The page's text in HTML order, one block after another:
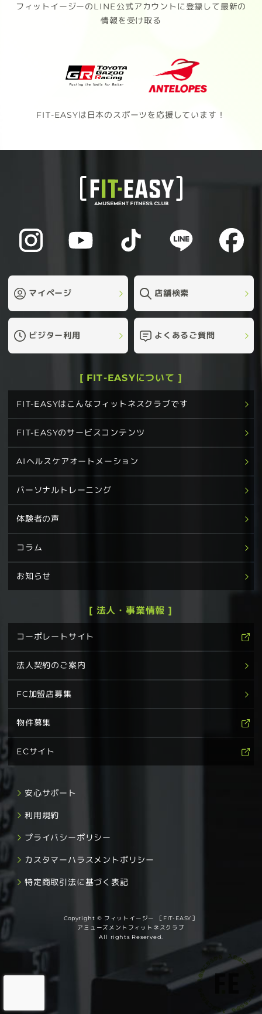
フィットイージーのLINE公式アカウントに登録して最新の
情報を受け取る
FIT-EASYは日本のスポーツを応援しています！
マイページ 店舗検索
ビジター利用 よくあるご質問
[ FIT-EASYについて ]
FIT-EASYはこんなフィットネスクラブです
FIT-EASYのサービスコンテンツ
AIヘルスケアオートメーション
パーソナルトレーニング
体験者の声
コラム
お知らせ
[ 法人・事業情報 ]
コーポレートサイト
法人契約のご案内
FC加盟店募集
物件募集
ECサイト
安心サポート
利用規約
プライバシーポリシー
カスタマーハラスメントポリシー
特定商取引法に基づく表記
Copyright © フィットイージー ［FIT-EASY］
アミューズメントフィットネスクラブ
All rights Reserved.